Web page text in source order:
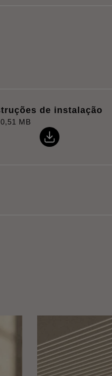
de instalação
0,51 MB